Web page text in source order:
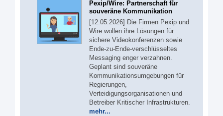
Pexip/Wire: Partnerschaft für
souveräne Kommunikation
[12.05.2026] Die Firmen Pexip und
Wire wollen ihre Lösungen für
sichere Videokonferenzen sowie
Ende-zu-Ende-verschlüsseltes
Messaging enger verzahnen.
Geplant sind souveräne
Kommunikationsumgebungen für
Regierungen,
Verteidigungsorganisationen und
Betreiber Kritischer Infrastrukturen.
mehr...